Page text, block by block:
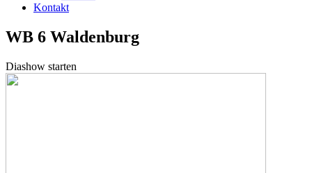
Kontakt
WB 6 Waldenburg
Diashow starten